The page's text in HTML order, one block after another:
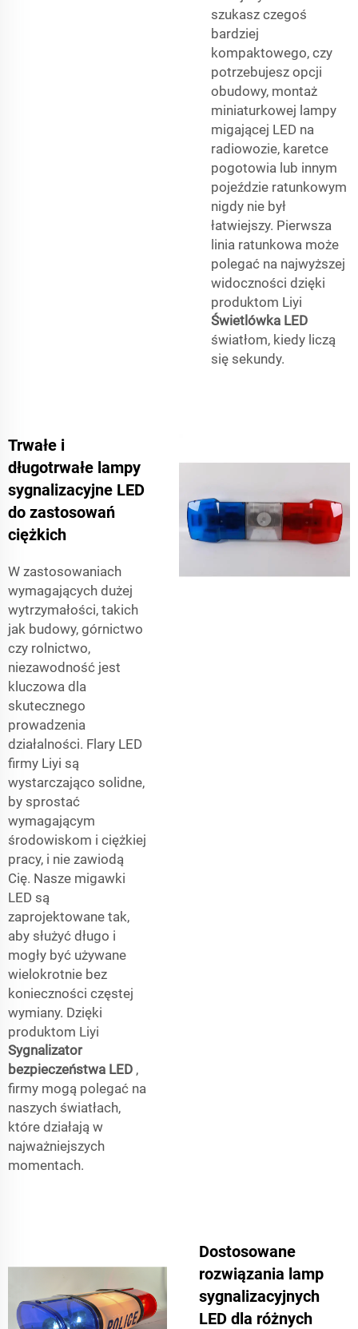
szukasz czegoś
bardziej
kompaktowego, czy
potrzebujesz opcji
obudowy, montaż
miniaturkowej lampy
migającej LED na
radiowozie, karetce
pogotowia lub innym
pojeździe ratunkowym
nigdy nie był
łatwiejszy. Pierwsza
linia ratunkowa może
polegać na najwyższej
widoczności dzięki
produktom Liyi
Świetlówka LED
światłom, kiedy liczą
się sekundy.
Trwałe i
długotrwałe lampy
sygnalizacyjne LED
do zastosowań
ciężkich
W zastosowaniach
wymagających dużej
wytrzymałości, takich
jak budowy, górnictwo
czy rolnictwo,
niezawodność jest
kluczowa dla
skutecznego
prowadzenia
działalności. Flary LED
firmy Liyi są
wystarczająco solidne,
by sprostać
wymagającym
środowiskom i ciężkiej
pracy, i nie zawiodą
Cię. Nasze migawki
LED są
zaprojektowane tak,
aby służyć długo i
mogły być używane
wielokrotnie bez
konieczności częstej
wymiany. Dzięki
produktom Liyi
Sygnalizator
bezpieczeństwa LED ,
firmy mogą polegać na
naszych światłach,
które działają w
najważniejszych
momentach.
Dostosowane
rozwiązania lamp
sygnalizacyjnych
LED dla różnych